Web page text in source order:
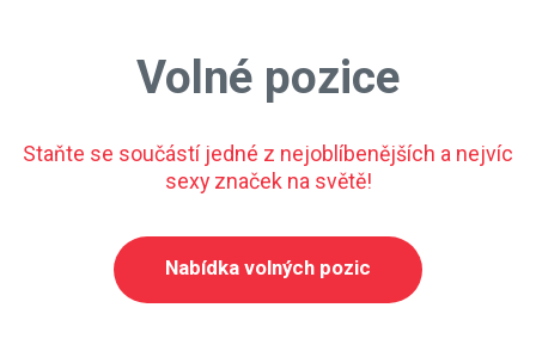
Volné pozice
Staňte se součástí jedné z nejoblíbenějších a nejvíc
sexy značek na světě!
Nabídka volných pozic